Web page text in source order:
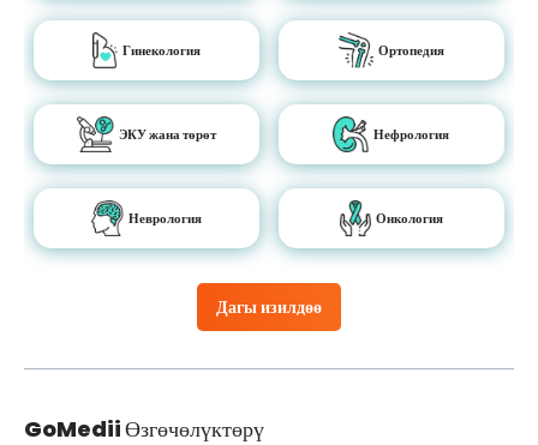
Дагы изилдөө
Гинекология Ортопедия
ЭКУ жана төрөт Нефрология
Неврология Онкология
GoMediiӨзгөчөлүктөрү